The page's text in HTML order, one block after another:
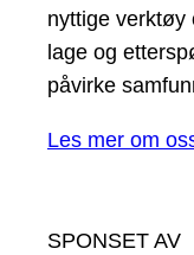
nyttige verktøy
lage og
påvirke
Les mer om
SPONSET AV